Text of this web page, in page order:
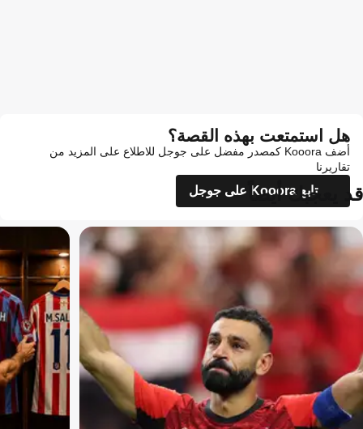
هل استمتعت بهذه القصة؟
أضف Kooora كمصدر مفضل على جوجل للاطلاع على المزيد من
تقاريرنا
تابع Kooora على جوجل
قد يعجبك أيضاً